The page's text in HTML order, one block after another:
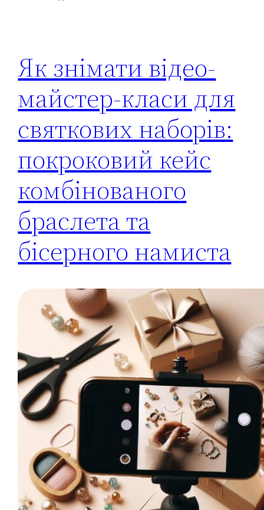
Як знімати відео-
майстер-класи для
святкових наборів:
покроковий кейс
комбінованого
браслета та
бісерного намиста